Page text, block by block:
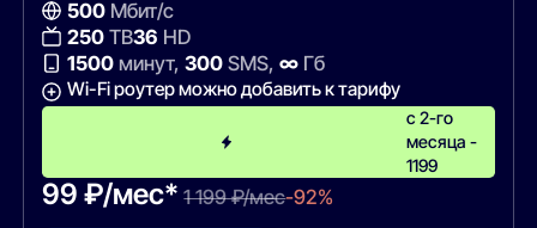
500Мбит/с
250ТВ36 HD
1500минут, 300SMS, ∞Гб
Wi-Fi роутер можно добавить к тарифу
с 2-го
месяца -
1199
99 ₽/мес* 1 199 ₽/мес-92%